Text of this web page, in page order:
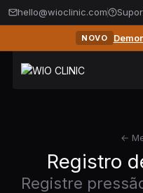
hello@wioclinic.com
NOVO
←
Registro
Registre